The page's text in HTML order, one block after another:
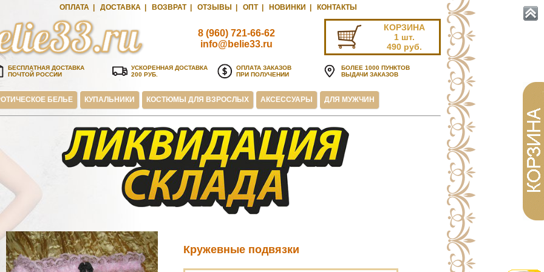
ОПЛАТА| ДОСТАВКА| ВОЗВРАТ| ОТЗЫВЫ ОПТ| НОВИНКИ КОНТАКТЫ
8 (960) 721-66-62
info@belie33.ru
КОРЗИНА
1 шт.
490 руб.
БЕСПЛАТНАЯ ДОСТАВКА
ПОЧТОЙ РОССИИ
УСКОРЕННАЯ ДОСТАВКА
200 РУБ.
ОПЛАТА ЗАКАЗОВ
ПРИ ПОЛУЧЕНИИ
БОЛЕЕ 1000 ПУНКТОВ
ВЫДАЧИ ЗАКАЗОВ
БЕЛЬЕ КУПАЛЬНИКИ КОСТЮМЫ ДЛЯ ВЗРОСЛЫХ АКСЕССУАРЫ ДЛЯ МУЖЧИН
Кружевные подвязки